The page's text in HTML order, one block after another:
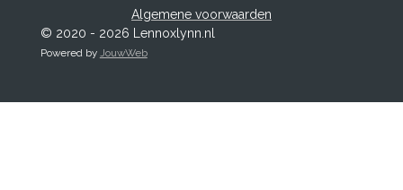
Algemene voorwaarden
© 2020 - 2026 Lennoxlynn.nl
Powered by JouwWeb